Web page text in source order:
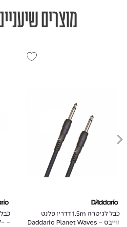
מוצרים
כבל לגיטרה 1.5m דדריו פלנט
ווייבס - Daddario Planet Waves